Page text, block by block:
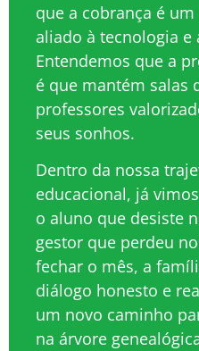
que a cobrança é
aliado à tecnologia e
Entendemos que a
é que mantém salas
professores
seus sonhos.
Dentro da nossa
educacional, já
o aluno que desiste
gestor que perdeu
fechar o mês, a
diálogo honesto e
um novo caminho
na árvore